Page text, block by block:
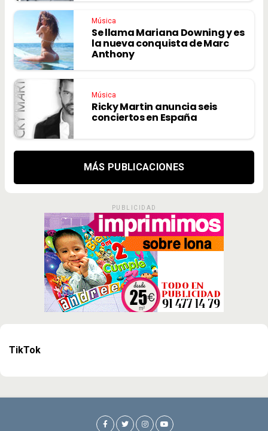
Música
Se llama Mariana Downing y es
la nueva conquista de Marc
Anthony
Música
Ricky Martin anuncia seis
conciertos en España
MÁS PUBLICACIONES
PUBLICIDAD
TikTok